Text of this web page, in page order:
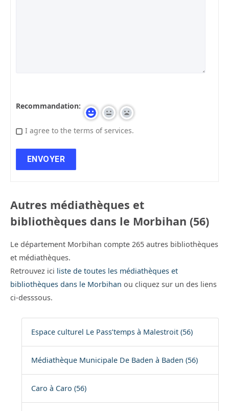
Recommandation:
I agree to the terms of services.
Autres médiathèques et
bibliothèques dans le Morbihan (56)
Le département Morbihan compte 265 autres bibliothèques
et médiathèques.
Retrouvez ici liste de toutes les médiathèques et
bibliothèques dans le Morbihan ou cliquez sur un des liens
ci-desssous.
Espace culturel Le Pass’temps à Malestroit (56)
Médiathèque Municipale De Baden à Baden (56)
Caro à Caro (56)